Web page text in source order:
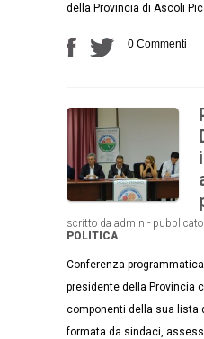
della Provincia di Ascoli
0 Commenti
scritto da admin -
POLITICA
Conferenza
presidente della Provincia
componenti della sua lista
formata da sindaci,